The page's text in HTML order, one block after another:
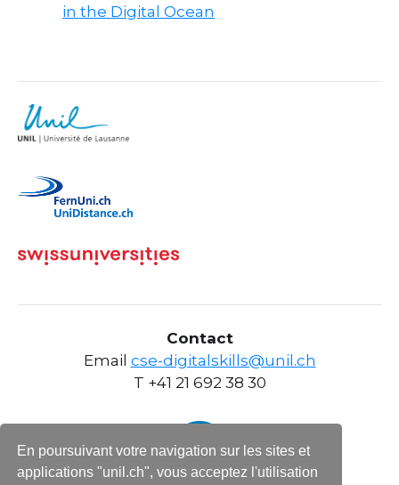
En poursuivant votre navigation sur les sites et
applications "unil.ch", vous acceptez l'utilisation
in the Digital Ocean
Contact
Email cse-digitalskills@unil.ch
T +41 21 692 38 30